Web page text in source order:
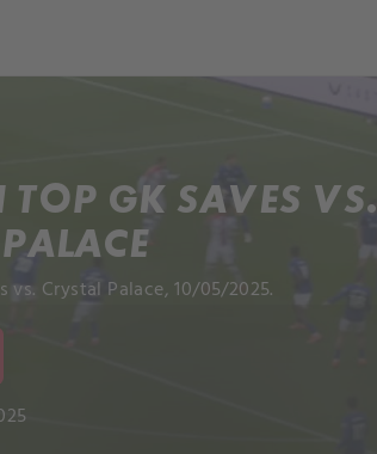
TOP GK SAVES VS.
vs. Crystal Palace, 10/05/2025.